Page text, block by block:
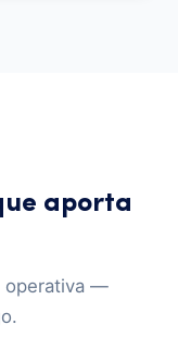
aporta
operativa —